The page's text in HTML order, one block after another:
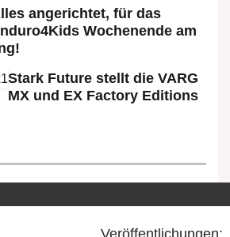
angerichtet, für das
Wochenende am
Stark Future stellt die VARG
MX und EX Factory Editions
Veröffentlichungen: